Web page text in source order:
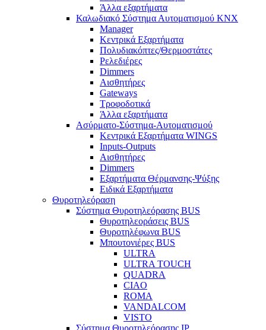
Άλλα εξαρτήματα
Καλωδιακό Σύστημα Αυτοματισμού KNX
Manager
Κεντρικά Εξαρτήματα
Πολυδιακόπτες/Θερμοστάτες
Ρελεδιέρες
Dimmers
Αισθητήρες
Gateways
Τροφοδοτικά
Άλλα εξαρτήματα
Ασύρματο-Σύστημα-Αυτοματισμού
Κεντρικά Εξαρτήματα WINGS
Inputs-Outputs
Αισθητήρες
Dimmers
Εξαρτήματα Θέρμανσης-Ψύξης
Ειδικά Εξαρτήματα
Θυροτηλεόραση
Σύστημα Θυροτηλεόρασης BUS
Θυροτηλεοράσεις BUS
Θυροτηλέφωνα BUS
Μπουτονιέρες BUS
ULTRA
ULTRA TOUCH
QUADRA
CIAO
ROMA
VANDALCOM
VISTO